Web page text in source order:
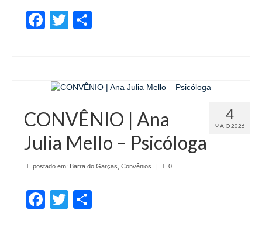
Notícias
Convênios
Permutas Disponíveis
Área do Filiado
Facebook
Twitter
4
MAIO 2026
CONVÊNIO | Ana
Julia Mello – Psicóloga
postado em: Barra do Garças Convênios | 0
Facebook
Twitter